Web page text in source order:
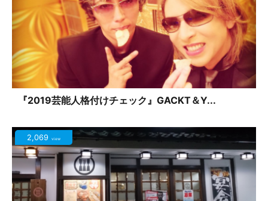
『2019芸能人格付けチェック』GACKT＆Y...
2,069 view